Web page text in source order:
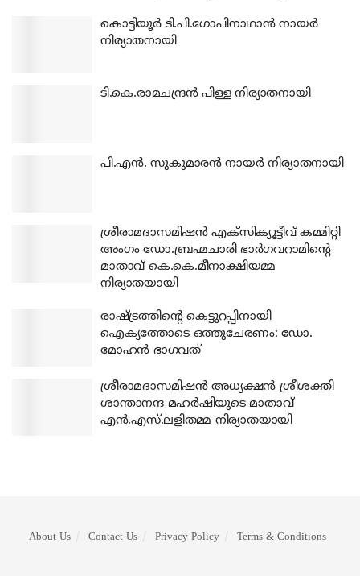
കൊട്ടിയൂര്‍ ടി.പി.ഗോപിനാഥാന്‍ നായര്‍
നിര്യാതനായി
ടി.കെ.രാമചന്ദ്രന്‍ പിള്ള നിര്യാതനായി
പി.എന്‍. സുകുമാരന്‍ നായര്‍ നിര്യാതനായി
ശ്രീരാമദാസമിഷന്‍ എക്‌സിക്യൂട്ടീവ് കമ്മിറ്റി
അംഗം ഡോ.ബ്രഹ്മചാരി ഭാര്‍ഗവറാമിന്റെ
മാതാവ് കെ.കെ.മീനാക്ഷിയമ്മ
നിര്യാതയായി
രാഷ്ട്രത്തിന്റെ കെട്ടുറപ്പിനായി
ഐക്യത്തോടെ ഒത്തുചേരണം: ഡോ.
മോഹന്‍ ഭാഗവത്
ശ്രീരാമദാസമിഷന്‍ അധ്യക്ഷന്‍ ശ്രീശക്തി
ശാന്താനന്ദ മഹര്‍ഷിയുടെ മാതാവ്
എന്‍.എസ്.ലളിതമ്മ നിര്യാതയായി
About Us Contact Us Privacy Policy Terms & Conditions